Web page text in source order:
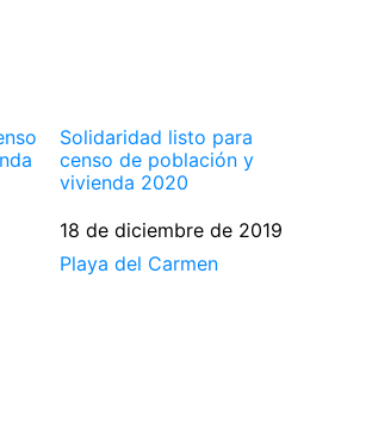
Solidaridad listo para
censo de población y
vivienda 2020
Fecha
18 de diciembre de 2019
Respecto a
Playa del Carmen